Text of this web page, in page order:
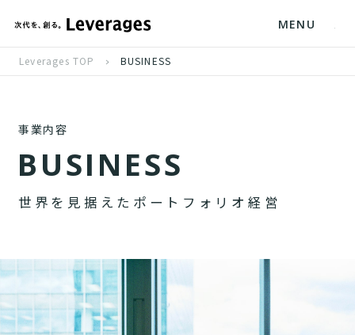
MENU
Leverages TOP BUSINESS
事業内容
BUSINESS
世 界 を 見 据 え た ポ ー ト フ ォ リ オ 経 営